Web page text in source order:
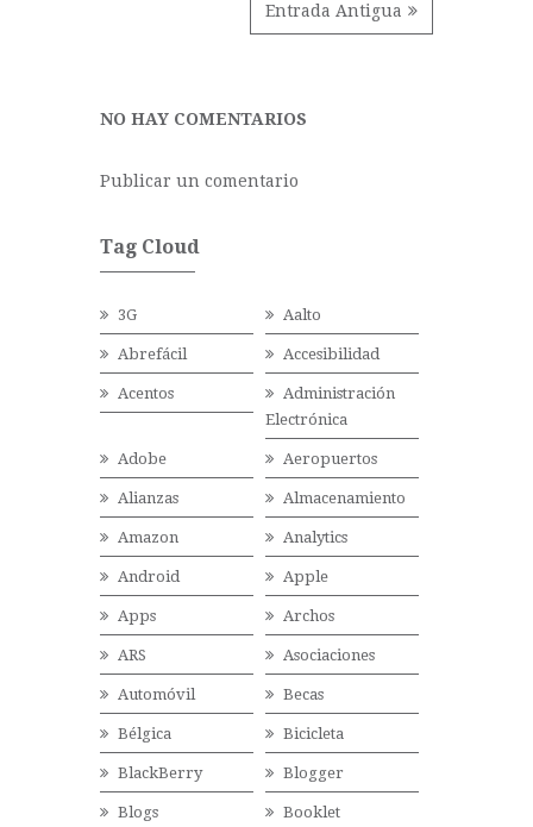
Entrada Antigua
NO HAY COMENTARIOS
Publicar un comentario
Tag Cloud
3G Aalto
Abrefácil Accesibilidad
Acentos
Administración
Electrónica
Adobe Aeropuertos
Alianzas Almacenamiento
Amazon Analytics
Android Apple
Apps Archos
ARS Asociaciones
Automóvil Becas
Bélgica Bicicleta
BlackBerry Blogger
Blogs Booklet